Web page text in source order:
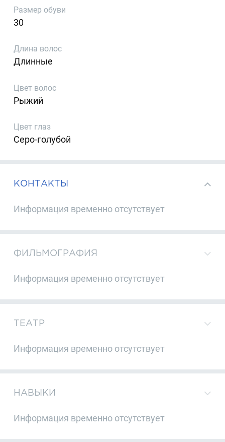
Размер обуви
30
Длина волос
Длинные
Цвет волос
Рыжий
Цвет глаз
Серо-голубой
КОНТАКТЫ
Информация временно отсутствует
ФИЛЬМОГРАФИЯ
Информация временно отсутствует
ТЕАТР
Информация временно отсутствует
НАВЫКИ
Информация временно отсутствует